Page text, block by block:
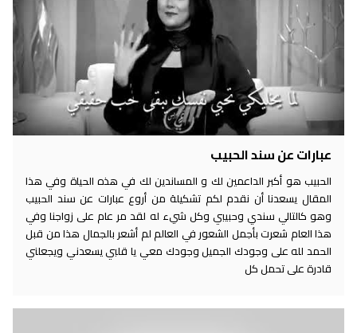
عبارات عن سند الحبيب
الحبيب هو أكبر الداعمين لك و المساندين لك في هذه الحياة وفي هذا
المقال يسعدنا أن نقدم لكم تشكيلة من أروع عبارات عن سند الحبيب
وهو كالتالي سندي وحبيبي وكل شيء له لقد مر عام على زواجنا وفي
هذا العام شعرت بأجمل الشعور في العالم لم أشعر بالجمال هذا من قبل
الحمد لله على وجودك الجميل وجودك معي يا قلبي يسعدني ويجعلني
قادرة على تحمل كل